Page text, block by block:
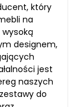
który
na
designem,
jest
naszych
do